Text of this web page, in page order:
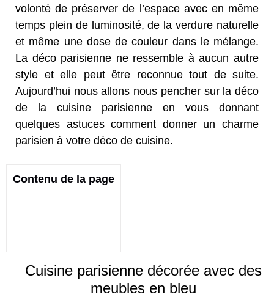
volonté de préserver de l’espace avec en même
temps plein de luminosité, de la verdure naturelle
et même une dose de couleur dans le mélange.
La déco parisienne ne ressemble à aucun autre
style et elle peut être reconnue tout de suite.
Aujourd’hui nous allons nous pencher sur la déco
de la cuisine parisienne en vous donnant
quelques astuces comment donner un charme
parisien à votre déco de cuisine.
Contenu de la page
Cuisine parisienne décorée avec des
meubles en bleu